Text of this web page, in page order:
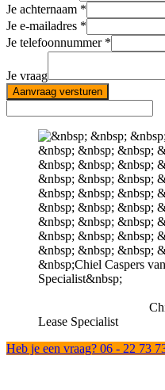
Je achternaam
Je e-mailadres
Je telefoonnummer
Je vraag
Aanvraag versturen
Chiel
Lease Specialist
Heb je een vraag? 06 - 22 73